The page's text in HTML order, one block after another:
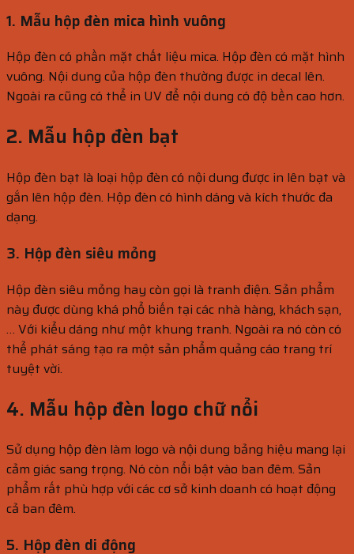
1. Mẫu hộp đèn mica hình vuông
Hộp đèn có phần mặt chất liệu mica. Hộp đèn có mặt hình
vuông. Nội dung của hộp đèn thường được in decal lên.
Ngoài ra cũng có thể in UV để nội dung có độ bền cao hơn.
2. Mẫu hộp đèn bạt
Hộp đèn bạt là loại hộp đèn có nội dung được in lên bạt và
gắn lên hộp đèn. Hộp đèn có hình dáng và kích thước đa
dạng.
3. Hộp đèn siêu mỏng
Hộp đèn siêu mỏng hay còn gọi là tranh điện. Sản phẩm
này được dùng khá phổ biến tại các nhà hàng, khách sạn,
… Với kiểu dáng như một khung tranh. Ngoài ra nó còn có
thể phát sáng tạo ra một sản phẩm quảng cáo trang trí
tuyệt vời.
4. Mẫu hộp đèn logo chữ nổi
Sử dụng hộp đèn làm logo và nội dung bảng hiệu mang lại
cảm giác sang trọng. Nó còn nổi bật vào ban đêm. Sản
phẩm rất phù hợp với các cơ sở kinh doanh có hoạt động
cả ban đêm.
5. Hộp đèn di động